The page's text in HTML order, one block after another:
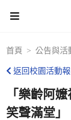
首頁 公告與活
返回校園活動
「樂齡阿
笑聲滿堂」